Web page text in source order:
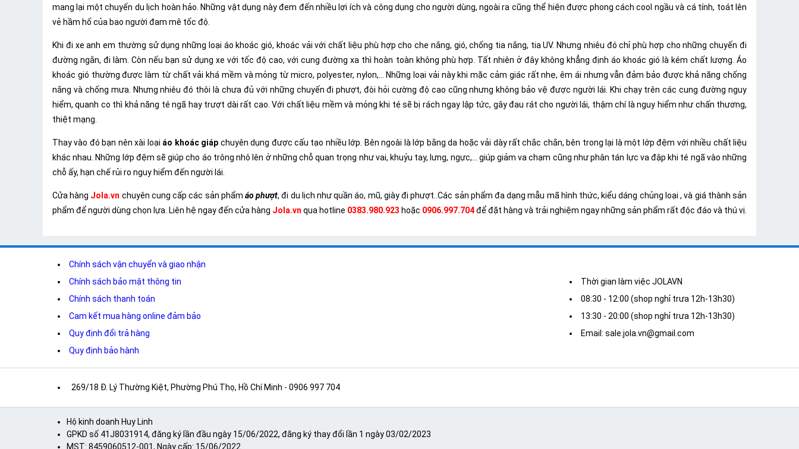
mang lại một chuyến du lịch hoàn hảo. Những vật dụng này đem đến nhiều lợi ích và công dụng cho người dùng, ngoài ra cũng thể hiện được phong cách cool ngầu và cá tính, toát lên
vẻ hầm hố của bao người đam mê tốc độ.
Khi đi xe anh em thường sử dụng những loại áo khoác gió, khoác vải với chất liệu phù hợp cho che nắng, gió, chống tia nắng, tia UV. Nhưng nhiêu đó chỉ phù hợp cho những chuyến đi
đường ngắn, đi làm. Còn nếu bạn sử dụng xe với tốc độ cao, với cung đường xa thì hoàn toàn không phù hợp. Tất nhiên ở đây không khẳng định áo khoác gió là kém chất lượng. Áo
khoác gió thường được làm từ chất vải khá mềm và mỏng từ micro, polyester, nylon,... Những loại vải này khi mặc cảm giác rất nhẹ, êm ái nhưng vẫn đảm bảo được khả năng chống
nắng và chống mưa. Nhưng nhiêu đó thôi là chưa đủ với những chuyến đi phượt, đòi hỏi cường độ cao cũng nhưng không bảo vệ được người lái. Khi chạy trên các cung đường nguy
hiểm, quanh co thì khả năng té ngã hay trượt dài rất cao. Với chất liệu mềm và mỏng khi té sẽ bị rách ngay lập tức, gây đau rát cho người lái, thậm chí là nguy hiểm như chấn thương,
thiệt mạng.
Thay vào đó bạn nên xài loại áo khoác giáp chuyên dụng được cấu tạo nhiều lớp. Bên ngoài là lớp bằng da hoặc vải dày rất chắc chắn, bên trong lại là một lớp đệm với nhiều chất liệu
khác nhau. Những lớp đệm sẽ giúp cho áo trông nhô lên ở những chỗ quan trọng như vai, khuỷu tay, lưng, ngực,... giúp giảm va chạm cũng như phân tán lực va đập khi té ngã vào những
chỗ ấy, hạn chế rủi ro nguy hiểm đến người lái.
Cửa hàng Jola.vn chuyên cung cấp các sản phẩm áo phượt, đi du lịch như quần áo, mũ, giày đi phượt..Các sản phẩm đa dạng mẫu mã hình thức, kiểu dáng chủng loại , và giá thành sản
phẩm để người dùng chọn lựa. Liên hệ ngay đến cửa hàng Jola.vn qua hotline 0383.980.923 hoặc 0906.997.704để đặt hàng và trải nghiệm ngay những sản phẩm rất độc đáo và thú vị.
Chính sách vận chuyển và giao nhận
Chính sách bảo mật thông tin
Chính sách thanh toán
Cam kết mua hàng online đảm bảo
Quy định đổi trả hàng
Quy định bảo hành
Thời gian làm việc JOLAVN
08:30 - 12:00 (shop nghỉ trưa 12h-13h30)
13:30 - 20:00 (shop nghỉ trưa 12h-13h30)
Email: sale.jola.vn@gmail.com
269/18 Đ. Lý Thường Kiệt, Phường Phú Thọ, Hồ Chí Minh - 0906 997 704
Hộ kinh doanh Huy Linh
GPKD số 41J8031914, đăng ký lần đầu ngày 15/06/2022, đăng ký thay đổi lần 1 ngày 03/02/2023
MST: 8459060512-001, Ngày cấp: 15/06/2022